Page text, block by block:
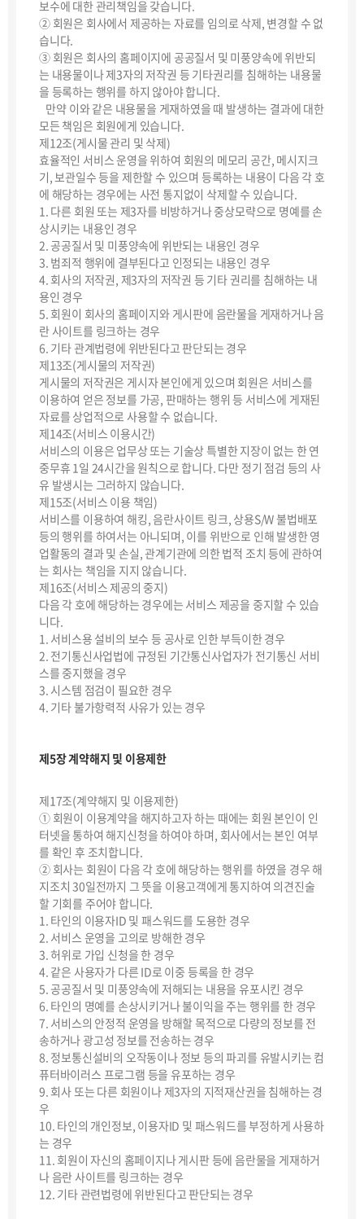
보수에 대한 관리책임을 갖습니다.
② 회원은 회사에서 제공하는 자료를 임의로 삭제, 변경할 수 없
습니다.
③ 회원은 회사의 홈페이지에 공공질서 및 미풍양속에 위반되
는 내용물이나 제3자의 저작권 등 기타권리를 침해하는 내용물
을 등록하는 행위를 하지 않아야 합니다.
만약 이와 같은 내용물을 게재하였을 때 발생하는 결과에 대한
모든 책임은 회원에게 있습니다.
제12조(게시물 관리 및 삭제)
효율적인 서비스 운영을 위하여 회원의 메모리 공간, 메시지크
기, 보관일수 등을 제한할 수 있으며 등록하는 내용이 다음 각 호
에 해당하는 경우에는 사전 통지없이 삭제할 수 있습니다.
1. 다른 회원 또는 제3자를 비방하거나 중상모략으로 명예를 손
상시키는 내용인 경우
2. 공공질서 및 미풍양속에 위반되는 내용인 경우
3. 범죄적 행위에 결부된다고 인정되는 내용인 경우
4. 회사의 저작권, 제3자의 저작권 등 기타 권리를 침해하는 내
용인 경우
5. 회원이 회사의 홈페이지와 게시판에 음란물을 게재하거나 음
란 사이트를 링크하는 경우
6. 기타 관계법령에 위반된다고 판단되는 경우
제13조(게시물의 저작권)
게시물의 저작권은 게시자 본인에게 있으며 회원은 서비스를
이용하여 얻은 정보를 가공, 판매하는 행위 등 서비스에 게재된
자료를 상업적으로 사용할 수 없습니다.
제14조(서비스 이용시간)
서비스의 이용은 업무상 또는 기술상 특별한 지장이 없는 한 연
중무휴 1일 24시간을 원칙으로 합니다. 다만 정기 점검 등의 사
유 발생시는 그러하지 않습니다.
제15조(서비스 이용 책임)
서비스를 이용하여 해킹, 음란사이트 링크, 상용S/W 불법배포
등의 행위를 하여서는 아니되며, 이를 위반으로 인해 발생한 영
업활동의 결과 및 손실, 관계기관에 의한 법적 조치 등에 관하여
는 회사는 책임을 지지 않습니다.
제16조(서비스 제공의 중지)
다음 각 호에 해당하는 경우에는 서비스 제공을 중지할 수 있습
니다.
1. 서비스용 설비의 보수 등 공사로 인한 부득이한 경우
2. 전기통신사업법에 규정된 기간통신사업자가 전기통신 서비
스를 중지했을 경우
3. 시스템 점검이 필요한 경우
4. 기타 불가항력적 사유가 있는 경우
제5장 계약해지 및 이용제한
제17조(계약해지 및 이용제한)
① 회원이 이용계약을 해지하고자 하는 때에는 회원 본인이 인
터넷을 통하여 해지신청을 하여야 하며, 회사에서는 본인 여부
를 확인 후 조치합니다.
② 회사는 회원이 다음 각 호에 해당하는 행위를 하였을 경우 해
지조치 30일전까지 그 뜻을 이용고객에게 통지하여 의견진술
할 기회를 주어야 합니다.
1. 타인의 이용자ID 및 패스워드를 도용한 경우
2. 서비스 운영을 고의로 방해한 경우
3. 허위로 가입 신청을 한 경우
4. 같은 사용자가 다른 ID로 이중 등록을 한 경우
5. 공공질서 및 미풍양속에 저해되는 내용을 유포시킨 경우
6. 타인의 명예를 손상시키거나 불이익을 주는 행위를 한 경우
7. 서비스의 안정적 운영을 방해할 목적으로 다량의 정보를 전
송하거나 광고성 정보를 전송하는 경우
8. 정보통신설비의 오작동이나 정보 등의 파괴를 유발시키는 컴
퓨터바이러스 프로그램 등을 유포하는 경우
9. 회사 또는 다른 회원이나 제3자의 지적재산권을 침해하는 경
우
10. 타인의 개인정보, 이용자ID 및 패스워드를 부정하게 사용하
는 경우
11. 회원이 자신의 홈페이지나 게시판 등에 음란물을 게재하거
나 음란 사이트를 링크하는 경우
12. 기타 관련법령에 위반된다고 판단되는 경우